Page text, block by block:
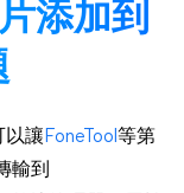
添加到
以讓 FoneTool 等第
輸到